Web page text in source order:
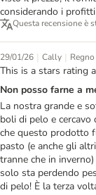
considerando i profitti
Questa recensione è
29/01/26 | Cally |
This is a stars rating
Non posso farne a
La nostra grande e
boli di pelo e
che questo prodotto
pasto (e anche gli
tranne che in
solo sta perdendo
di pelo! È la terza